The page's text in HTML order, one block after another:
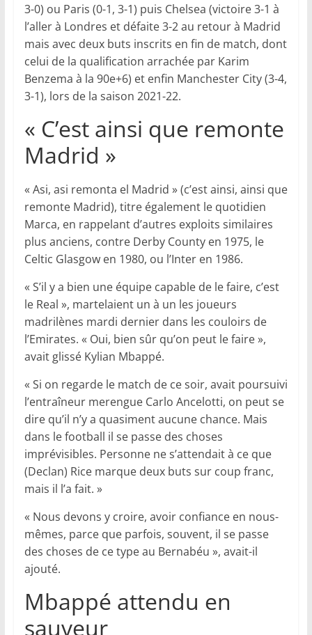
3-0) ou Paris (0-1, 3-1) puis Chelsea (victoire 3-1 à
l’aller à Londres et défaite 3-2 au retour à Madrid
mais avec deux buts inscrits en fin de match, dont
celui de la qualification arrachée par Karim
Benzema à la 90e+6) et enfin Manchester City (3-4,
3-1), lors de la saison 2021-22.
« C’est ainsi que remonte
Madrid »
« Asi, asi remonta el Madrid » (c’est ainsi, ainsi que
remonte Madrid), titre également le quotidien
Marca, en rappelant d’autres exploits similaires
plus anciens, contre Derby County en 1975, le
Celtic Glasgow en 1980, ou l’Inter en 1986.
« S’il y a bien une équipe capable de le faire, c’est
le Real », martelaient un à un les joueurs
madrilènes mardi dernier dans les couloirs de
l’Emirates. « Oui, bien sûr qu’on peut le faire »,
avait glissé Kylian Mbappé.
« Si on regarde le match de ce soir, avait poursuivi
l’entraîneur merengue Carlo Ancelotti, on peut se
dire qu’il n’y a quasiment aucune chance. Mais
dans le football il se passe des choses
imprévisibles. Personne ne s’attendait à ce que
(Declan) Rice marque deux buts sur coup franc,
mais il l’a fait. »
« Nous devons y croire, avoir confiance en nous-
mêmes, parce que parfois, souvent, il se passe
des choses de ce type au Bernabéu », avait-il
ajouté.
Mbappé attendu en
sauveur